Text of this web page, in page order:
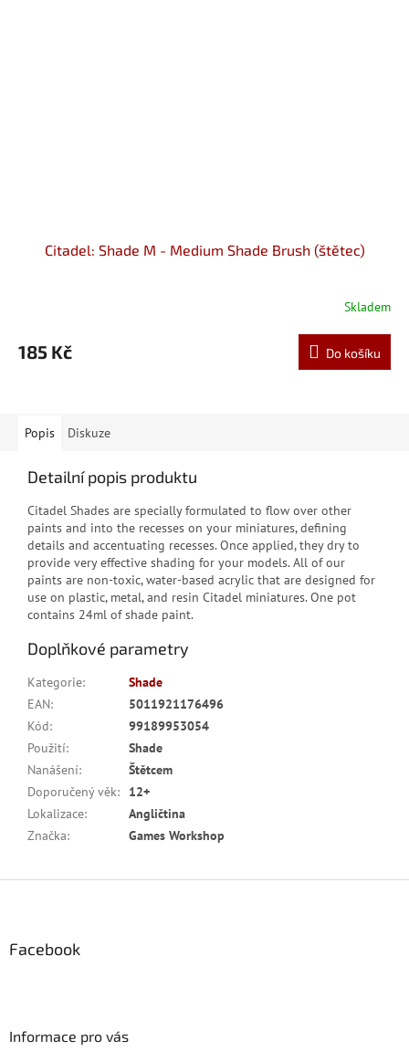
Citadel: Shade M - Medium Shade Brush (štětec)
Skladem
185 Kč Do košíku
Popis Diskuze
Detailní popis produktu
Citadel Shades are specially formulated to flow over other
paints and into the recesses on your miniatures, defining
details and accentuating recesses. Once applied, they dry to
provide very effective shading for your models. All of our
paints are non-toxic, water-based acrylic that are designed for
use on plastic, metal, and resin Citadel miniatures. One pot
contains 24ml of shade paint.
Doplňkové parametry
Kategorie:
Shade
EAN:
5011921176496
Kód:
99189953054
Použití:
Shade
Nanášení:
Štětcem
Doporučený věk:
12+
Lokalizace:
Angličtina
Značka: Games Workshop
Facebook
Informace pro vás